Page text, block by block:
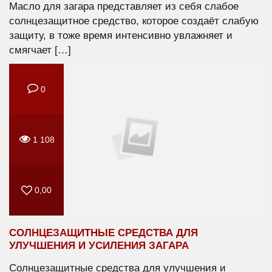
Масло для загара представляет из себя слабое
солнцезащитное средство, которое создаёт слабую
защиту, в тоже время интенсивно увлажняет и
смягчает […]
0
1 108
0,00
СОЛНЦЕЗАЩИТНЫЕ СРЕДСТВА ДЛЯ
УЛУЧШЕНИЯ И УСИЛЕНИЯ ЗАГАРА
Солнцезащитные средства для улучшения и